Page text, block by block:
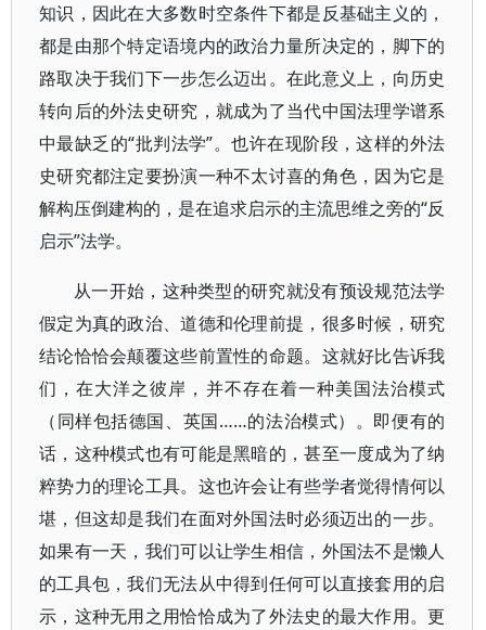
知识，因此在大多数时空条件下都是反基础主义的，
都是由那个特定语境内的政治力量所决定的，脚下的
路取决于我们下一步怎么迈出。在此意义上，向历史
转向后的外法史研究，就成为了当代中国法理学谱系
中最缺乏的“批判法学”。也许在现阶段，这样的外法
史研究都注定要扮演一种不太讨喜的角色，因为它是
解构压倒建构的，是在追求启示的主流思维之旁的“反
启示”法学。
从一开始，这种类型的研究就没有预设规范法学
假定为真的政治、道德和伦理前提，很多时候，研究
结论恰恰会颠覆这些前置性的命题。这就好比告诉我
们，在大洋之彼岸，并不存在着一种美国法治模式
（同样包括德国、英国……的法治模式）。即便有的
话，这种模式也有可能是黑暗的，甚至一度成为了纳
粹势力的理论工具。这也许会让有些学者觉得情何以
堪，但这却是我们在面对外国法时必须迈出的一步。
如果有一天，我们可以让学生相信，外国法不是懒人
的工具包，我们无法从中得到任何可以直接套用的启
示，这种无用之用恰恰成为了外法史的最大作用。更